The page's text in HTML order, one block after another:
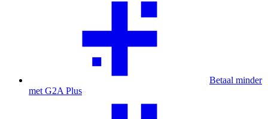
Betaal minder
met G2A Plus